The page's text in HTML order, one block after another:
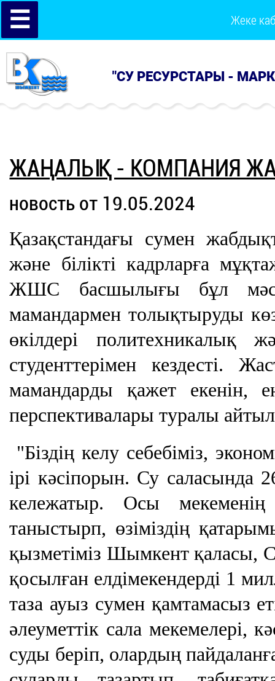
☰ Жеке
"СУ РЕСУРСТАРЫ -
ЖАҢАЛЫҚ - КОМПАНИЯ
новость от 19.05.2024
Қазақстандағы сумен
және білікті кадрларға
ЖШС басшылығы бұл
мамандармен толықтыруды
өкілдері политехникалық
студенттерімен кездесті.
мамандарды қажет екенін,
перспективалары туралы
"Біздің келу себебіміз,
ірі кәсіпорын. Су
кележатыр. Осы мекеменің
таныстырп, өзіміздің
қызметіміз Шымкент қаласы,
қосылған елдімекендерді 1
таза ауыз сумен қамтамасыз
әлеуметтік сала мекемелері,
суды беріп, олардың